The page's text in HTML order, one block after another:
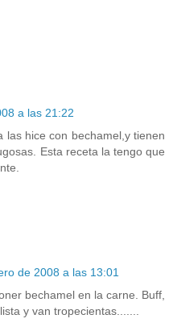
a las 21:22
las hice con bechamel,y tienen
Esta receta la tengo que
de 2008 a las 13:01
bechamel en la carne. Buff,
y van tropecientas.......